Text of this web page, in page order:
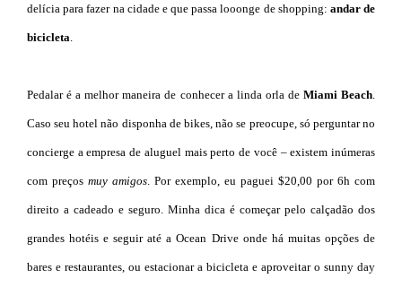
delícia para fazer na cidade e que passa looonge de shopping: andar de
bicicleta
Pedalar é a melhor maneira de conhecer a linda orla de Miami Beach
Caso seu hotel não disponha de bikes, não se preocupe, só perguntar no
concierge a empresa de aluguel mais perto de você – existem inúmeras
com preços muy amigos . Por exemplo, eu paguei $20,00 por 6h com
direito a cadeado e seguro. Minha dica é começar pelo calçadão dos
grandes hotéis e seguir até a Ocean Drive onde há muitas opções de
bares e restaurantes, ou estacionar a bicicleta e aproveitar o sunny day